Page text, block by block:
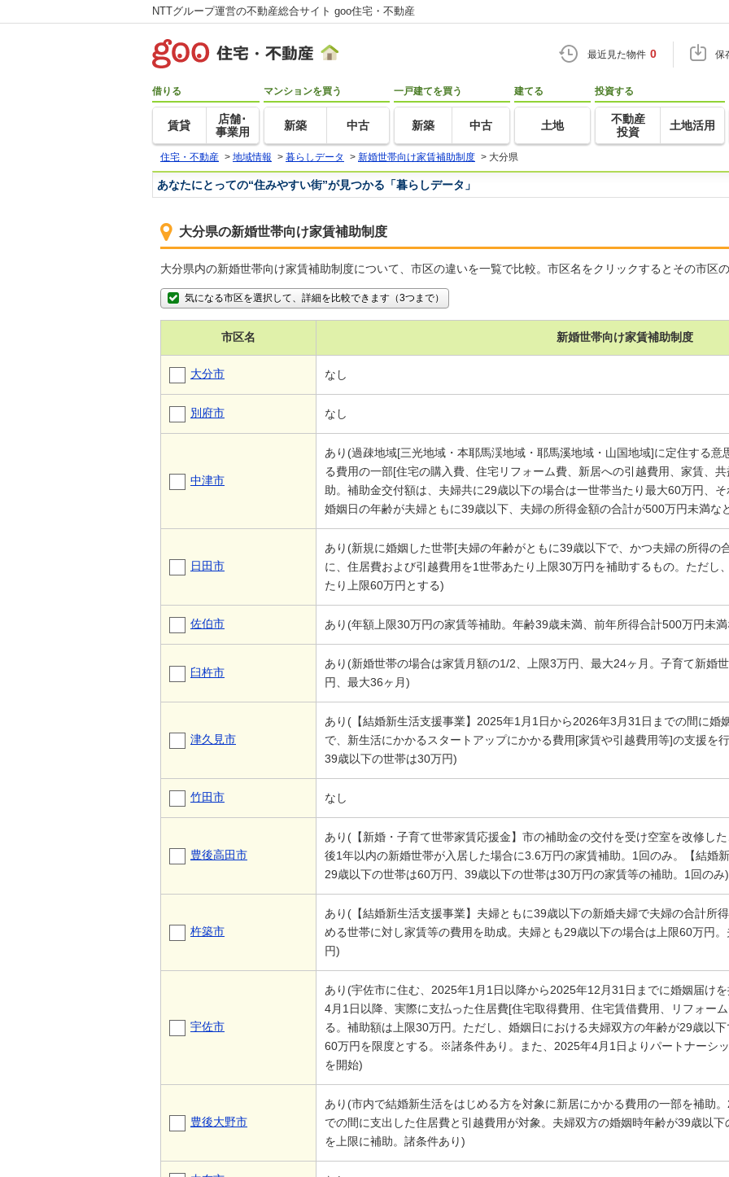
NTTグループ運営の不動産総合サイト goo住宅・不動産
最近見た物件 0 保
借りる
賃貸
店舗･
事業用
マンションを買う
新築 中古
一戸建てを買う
新築 中古
建てる
土地
投資する
不動産
投資
土地活用
住宅・不動産 > 地域情報 > 暮らしデータ > 新婚世帯向け家賃補助制度 > 大分県
あなたにとっての“住みやすい街”が見つかる「暮らしデータ」
大分県の新婚世帯向け家賃補助制度
大分県内の新婚世帯向け家賃補助制度について、市区の違いを一覧で比較。市区名をクリックするとその市区
気になる市区を選択して、詳細を比較できます（3つまで）
市区名 新婚世帯向け家賃補助制度
大分市 なし
別府市 なし
中津市
あり(過疎地域[三光地域・本耶馬渓地域・耶馬溪地域・山国地域]に定住する
る費用の一部[住宅の購入費、住宅リフォーム費、新居への引越費用、家賃、
助。補助金交付額は、夫婦共に29歳以下の場合は一世帯当たり最大60万円、
婚姻日の年齢が夫婦ともに39歳以下、夫婦の所得金額の合計が500万円未満な
日田市
あり(新規に婚姻した世帯[夫婦の年齢がともに39歳以下で、かつ夫婦の所得の
に、住居費および引越費用を1世帯あたり上限30万円を補助するもの。ただし
たり上限60万円とする)
佐伯市 あり(年額上限30万円の家賃等補助。年齢39歳未満、前年所得合計500万円未
臼杵市
あり(新婚世帯の場合は家賃月額の1/2、上限3万円、最大24ヶ月。子育て新婚
円、最大36ヶ月)
津久見市
あり(【結婚新生活支援事業】2025年1月1日から2026年3月31日までの間に婚
で、新生活にかかるスタートアップにかかる費用[家賃や引越費用等]の支援を
39歳以下の世帯は30万円)
竹田市 なし
豊後高田市
あり(【新婚・子育て世帯家賃応援金】市の補助金の交付を受け空室を改修し
後1年以内の新婚世帯が入居した場合に3.6万円の家賃補助。1回のみ。【結婚
29歳以下の世帯は60万円、39歳以下の世帯は30万円の家賃等の補助。1回のみ)
杵築市
あり(【結婚新生活支援事業】夫婦ともに39歳以下の新婚夫婦で夫婦の合計所
める世帯に対し家賃等の費用を助成。夫婦とも29歳以下の場合は上限60万円
円)
宇佐市
あり(宇佐市に住む、2025年1月1日以降から2025年12月31日までに婚姻届け
4月1日以降、実際に支払った住居費[住宅取得費用、住宅賃借費用、リフォー
る。補助額は上限30万円。ただし、婚姻日における夫婦双方の年齢が29歳以
60万円を限度とする。※諸条件あり。また、2025年4月1日よりパートナーシ
を開始)
豊後大野市
あり(市内で結婚新生活をはじめる方を対象に新居にかかる費用の一部を補助
での間に支出した住居費と引越費用が対象。夫婦双方の婚姻時年齢が39歳以
を上限に補助。諸条件あり)